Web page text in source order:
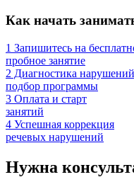
Как начать
1 Запишитесь на
пробное занятие
2 Диагностика
подбор программы
3 Оплата и старт
занятий
4 Успешная коррекция
речевых нарушений
Нужна